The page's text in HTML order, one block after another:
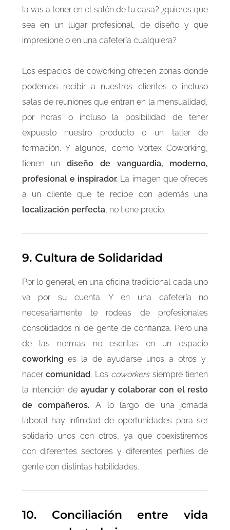
la vas a tener en el salón de tu casa? ¿quieres que
sea en un lugar profesional, de diseño y que
impresione o en una cafetería cualquiera?
Los espacios de coworking ofrecen zonas donde
podemos recibir a nuestros clientes o incluso
salas de reuniones que entran en la mensualidad,
por horas o incluso la posibilidad de tener
expuesto nuestro producto o un taller de
formación. Y algunos, como Vortex Coworking,
tienen undiseño de vanguardia, moderno,
profesional e inspirador. La imagen que ofreces
a un cliente que te recibe con además una
localización perfecta, no tiene precio.
9. Cultura de Solidaridad
Por lo general, en una oficina tradicional cada uno
va por su cuenta. Y en una cafetería no
necesariamente te rodeas de profesionales
consolidados ni de gente de confianza. Pero una
de las normas no escritas en un espacio
coworking es la de ayudarse unos a otros y
hacercomunidad. Los coworkerssiempre tienen
la intención de ayudar y colaborar con el resto
de compañeros. A lo largo de una jornada
laboral hay infinidad de oportunidades para ser
solidario unos con otros, ya que coexistiremos
con diferentes sectores y diferentes perfiles de
gente con distintas habilidades.
10. Conciliación entre vida